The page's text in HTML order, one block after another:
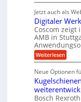
b
e
f
ü
r
r
a
e
U
m
g
s
e
i
n
g
a
n
g
i
c
h
t
i
g
e
r
a
l
s
M
a
s
c
t
r
i
e
b
e
f
ü
r
r
ä
i
s
ä
z
i
s
i
o
n
f
r
A
u
t
Jetzt auch als
Digitaler
Coscom zeigt
AMB in
Weiterlesen:
D
g
i
t
a
Neue Optionen
Bosch